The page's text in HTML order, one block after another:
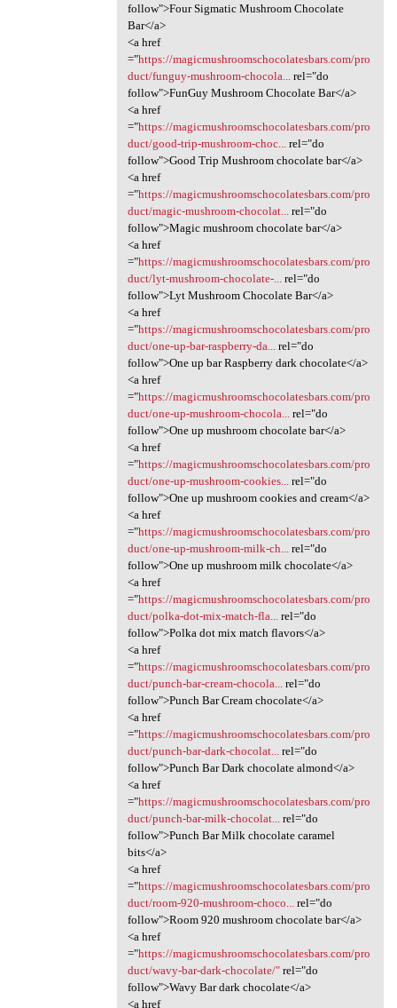
follow">Four Sigmatic Mushroom Chocolate
Bar</a>
<a href
="https://magicmushroomschocolatesbars.com/pro
duct/funguy-mushroom-chocola...
rel="do
follow">FunGuy Mushroom Chocolate Bar</a>
<a href
="https://magicmushroomschocolatesbars.com/pro
duct/good-trip-mushroom-choc...
rel="do
follow">Good Trip Mushroom chocolate bar</a>
<a href
="https://magicmushroomschocolatesbars.com/pro
duct/magic-mushroom-chocolat...
rel="do
follow">Magic mushroom chocolate bar</a>
<a href
="https://magicmushroomschocolatesbars.com/pro
duct/lyt-mushroom-chocolate-...
rel="do
follow">Lyt Mushroom Chocolate Bar</a>
<a href
="https://magicmushroomschocolatesbars.com/pro
duct/one-up-bar-raspberry-da...
rel="do
follow">One up bar Raspberry dark chocolate</a>
<a href
="https://magicmushroomschocolatesbars.com/pro
duct/one-up-mushroom-chocola...
rel="do
follow">One up mushroom chocolate bar</a>
<a href
="https://magicmushroomschocolatesbars.com/pro
duct/one-up-mushroom-cookies...
rel="do
follow">One up mushroom cookies and cream</a>
<a href
="https://magicmushroomschocolatesbars.com/pro
duct/one-up-mushroom-milk-ch...
rel="do
follow">One up mushroom milk chocolate</a>
<a href
="https://magicmushroomschocolatesbars.com/pro
duct/polka-dot-mix-match-fla...
rel="do
follow">Polka dot mix match flavors</a>
<a href
="https://magicmushroomschocolatesbars.com/pro
duct/punch-bar-cream-chocola...
rel="do
follow">Punch Bar Cream chocolate</a>
<a href
="https://magicmushroomschocolatesbars.com/pro
duct/punch-bar-dark-chocolat...
rel="do
follow">Punch Bar Dark chocolate almond</a>
<a href
="https://magicmushroomschocolatesbars.com/pro
duct/punch-bar-milk-chocolat...
rel="do
follow">Punch Bar Milk chocolate caramel
bits</a>
<a href
="https://magicmushroomschocolatesbars.com/pro
duct/room-920-mushroom-choco...
rel="do
follow">Room 920 mushroom chocolate bar</a>
<a href
="https://magicmushroomschocolatesbars.com/pro
duct/wavy-bar-dark-chocolate/"rel="do
follow">Wavy Bar dark chocolate</a>
<a href